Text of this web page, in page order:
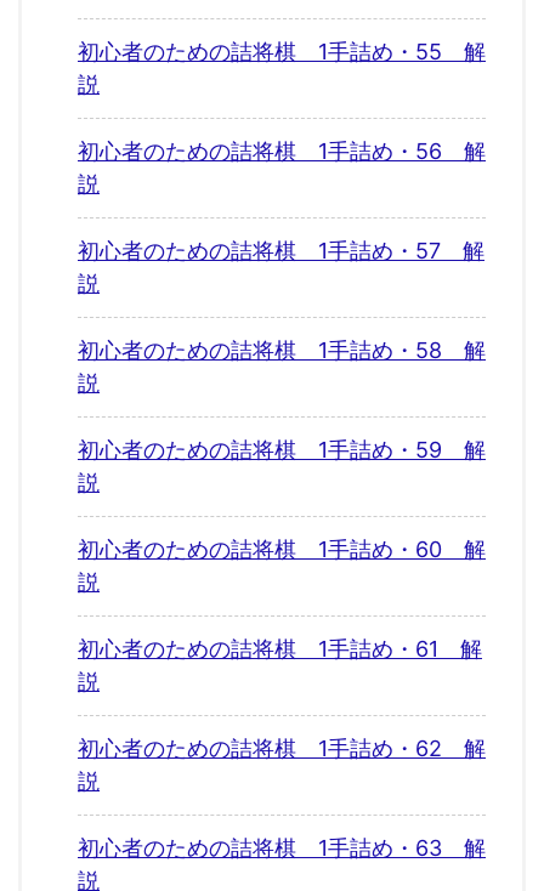
初心者のための詰将棋 1手詰め・55 解
説
初心者のための詰将棋 1手詰め・56 解
説
初心者のための詰将棋 1手詰め・57 解
説
初心者のための詰将棋 1手詰め・58 解
説
初心者のための詰将棋 1手詰め・59 解
説
初心者のための詰将棋 1手詰め・60 解
説
初心者のための詰将棋 1手詰め・61 解
説
初心者のための詰将棋 1手詰め・62 解
説
初心者のための詰将棋 1手詰め・63 解
説